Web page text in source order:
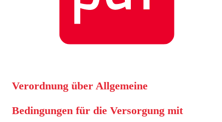
Verordnung über Allgemeine
Bedingungen für die Versorgung mit